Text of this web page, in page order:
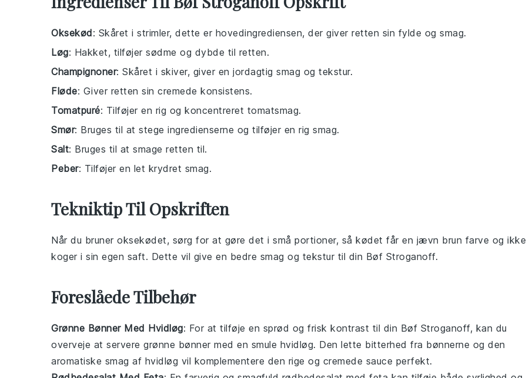
Oksekød: Skåret i strimler, dette er hovedingrediensen, der giver retten sin fylde og smag.
Løg: Hakket, tilføjer sødme og dybde til retten.
Champignoner: Skåret i skiver, giver en jordagtig smag og tekstur.
Fløde: Giver retten sin cremede konsistens.
Tomatpuré: Tilføjer en rig og koncentreret tomatsmag.
Smør: Bruges til at stege ingredienserne og tilføjer en rig smag.
Salt: Bruges til at smage retten til.
Peber: Tilføjer en let krydret smag.
Tekniktip Til Opskriften
Når du bruner oksekødet, sørg for at gøre det i små portioner, så kødet får en jævn brun farve og ikke
koger i sin egen saft. Dette vil give en bedre smag og tekstur til din Bøf Stroganoff.
Foreslåede Tilbehør
Grønne Bønner Med Hvidløg: For at tilføje en sprød og frisk kontrast til din Bøf Stroganoff, kan du
overveje at servere grønne bønner med en smule hvidløg. Den lette bitterhed fra bønnerne og den
aromatiske smag af hvidløg vil komplementere den rige og cremede sauce perfekt.